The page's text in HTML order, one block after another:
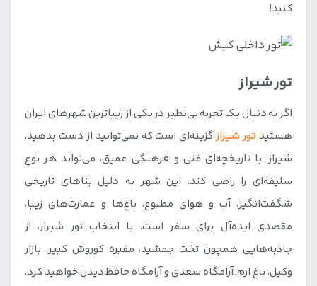
کنید!
تور شیراز
اگر به دنبال یک تجربه بی‌نظیر در یکی از زیباترین شهرهای ایران
هستید تور شیرازگزینه‌ای است که نمی‌توانید از دست بدهید.
شیراز، با تاریخچه‌ای غنی و فرهنگی عمیق، می‌تواند هر نوع
سلیقه‌ای را راضی کند. این شهر به دلیل بناهای تاریخی
شگفت‌انگیز، آب و هوای مطبوع، باغ‌ها و عمارت‌های زیبا،
مقصدی ایده‌آل برای سفر است. با انتخاب تور شیراز، از
جاذبه‌هایی همچون تخت جمشید، مقبره کوروش کبیر، بازار
وکیل، باغ ارم، آرامگاه سعدی و آرامگاه حافظ دیدن خواهید کرد.